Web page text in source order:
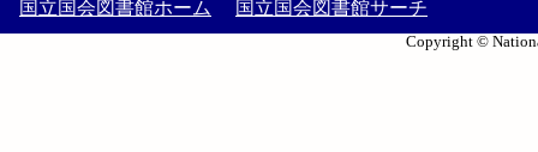
国立国会図書館ホーム 国立国会図書館サーチ
Copyright ©